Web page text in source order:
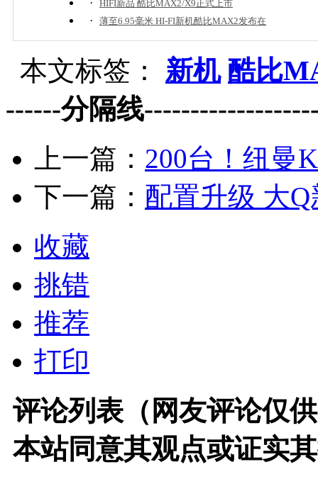
HIFI新品 酷比MAX2/X9正式上市
· 薄至6.95毫米 HI-FI新机酷比MAX2发布在
本文标签： 新机 酷比
------分隔线
上一篇： 200台！纽曼
下一篇： 配置升级 大
收藏
挑错
推荐
打印
评论列表（网友评论仅
本站同意其观点或证实